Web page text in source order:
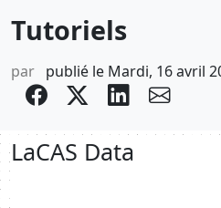
Tutoriels
par publié le Mardi, 16 avril
facebook
twitterPartager
LaCAS Data